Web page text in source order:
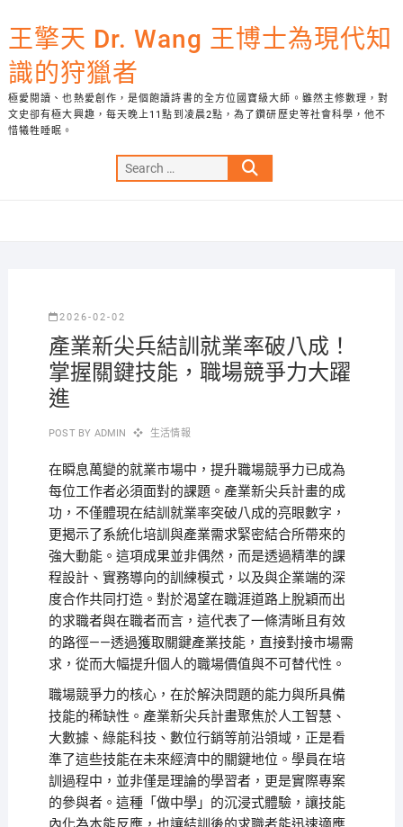
to
content
王擎天 Dr. Wang 王博士為現代知
識的狩獵者
極愛閱讀、也熱愛創作，是個飽讀詩書的全方位國寶級大師。雖然主修數理，對
文史卻有極大興趣，每天晚上11點到凌晨2點，為了鑽研歷史等社會科學，他不
惜犧牲睡眠。
Search
…
2026-02-02
產業新尖兵結訓就業率破八成！
掌握關鍵技能，職場競爭力大躍
進
POST BY ADMIN 生活情報
在瞬息萬變的就業市場中，提升職場競爭力已成為
每位工作者必須面對的課題。產業新尖兵計畫的成
功，不僅體現在結訓就業率突破八成的亮眼數字，
更揭示了系統化培訓與產業需求緊密結合所帶來的
強大動能。這項成果並非偶然，而是透過精準的課
程設計、實務導向的訓練模式，以及與企業端的深
度合作共同打造。對於渴望在職涯道路上脫穎而出
的求職者與在職者而言，這代表了一條清晰且有效
的路徑——透過獲取關鍵產業技能，直接對接市場需
求，從而大幅提升個人的職場價值與不可替代性。
職場競爭力的核心，在於解決問題的能力與所具備
技能的稀缺性。產業新尖兵計畫聚焦於人工智慧、
大數據、綠能科技、數位行銷等前沿領域，正是看
準了這些技能在未來經濟中的關鍵地位。學員在培
訓過程中，並非僅是理論的學習者，更是實際專案
的參與者。這種「做中學」的沉浸式體驗，讓技能